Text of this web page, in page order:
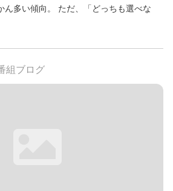
ん多い傾向。 ただ、「どっちも選べな
組ブログ